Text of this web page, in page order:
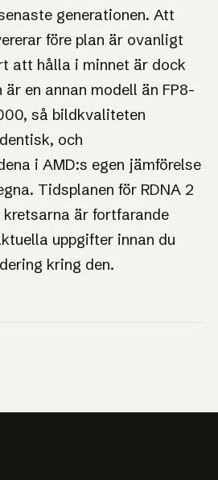
generationen. Att
före plan är ovanligt
att hålla i minnet är dock
en annan modell än FP8-
så bildkvaliteten
och
i AMD:s egen jämförelse
Tidsplanen för RDNA 2
kretsarna är fortfarande
uppgifter innan du
kring den.